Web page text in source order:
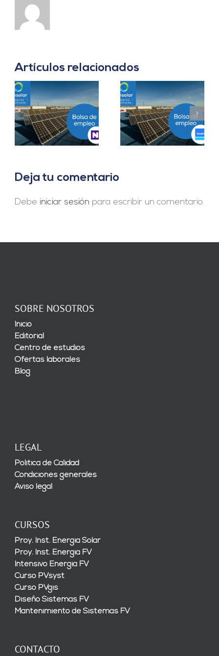
Artículos relacionados
Project Manager en
Madrid
Prácticas
Departamento
Ingeniería B2B en
Sevilla
Deja tu comentario
Debe iniciar sesión para escribir un comentario.
SOBRE NOSOTROS
Inicio
Editorial
Centro de estudios
Ofertas laborales
Blog
LEGAL
Política de Calidad
Condiciones generales
Aviso legal
CURSOS
Proy. Inst. Energía Solar
Proy. Inst. Energía FV
Intensivo Energía FV
Curso PVsyst
Curso PVgis
Diseño Sistemas FV
Mantenimiento de Sistemas FV
CONTACTO